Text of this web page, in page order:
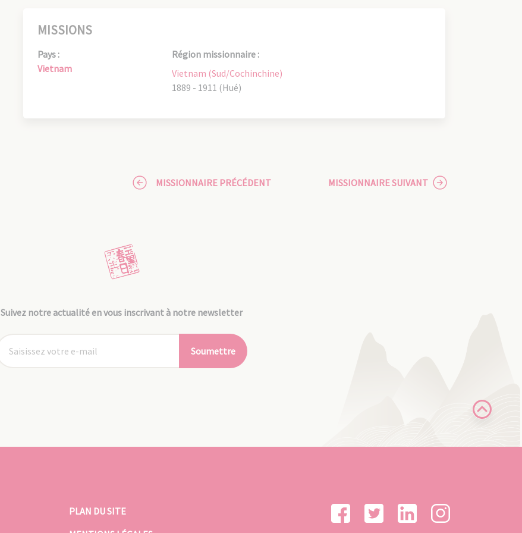
MISSIONS
Pays :
Vietnam
Région missionnaire :
Vietnam (Sud/Cochinchine)
1889 - 1911 (Hué)
MISSIONNAIRE PRÉCÉDENT MISSIONNAIRE SUIVANT
Suivez notre actualité en vous inscrivant à notre newsletter
Soumettre
PLAN DU SITE